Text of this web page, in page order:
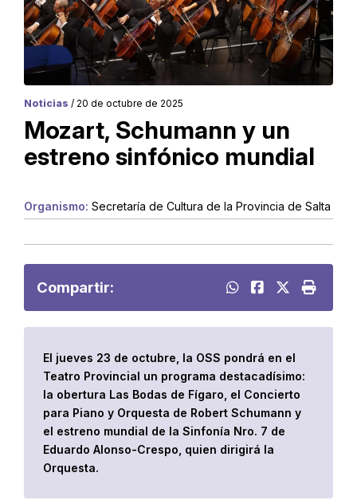
Noticias / 20 de octubre de 2025
Mozart, Schumann y un
estreno sinfónico mundial
Organismo: Secretaría de Cultura de la Provincia de Salta
Compartir:
El jueves 23 de octubre, la OSS pondrá en el
Teatro Provincial un programa destacadísimo:
la obertura Las Bodas de Fígaro, el Concierto
para Piano y Orquesta de Robert Schumann y
el estreno mundial de la Sinfonía Nro. 7 de
Eduardo Alonso-Crespo, quien dirigirá la
Orquesta.